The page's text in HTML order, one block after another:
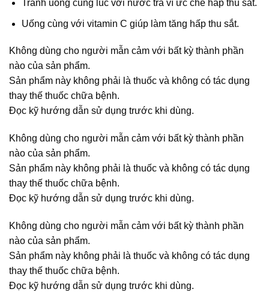
Tránh uống cùng lúc với nước trà vì ức chế hấp thu sắt.
Uống cùng với vitamin C giúp làm tăng hấp thu sắt.
Không dùng cho người mẫn cảm với bất kỳ thành phần
nào của sản phẩm.
Sản phẩm này không phải là thuốc và không có tác dụng
thay thế thuốc chữa bệnh.
Đọc kỹ hướng dẫn sử dụng trước khi dùng.
Không dùng cho người mẫn cảm với bất kỳ thành phần
nào của sản phẩm.
Sản phẩm này không phải là thuốc và không có tác dụng
thay thế thuốc chữa bệnh.
Đọc kỹ hướng dẫn sử dụng trước khi dùng.
Không dùng cho người mẫn cảm với bất kỳ thành phần
nào của sản phẩm.
Sản phẩm này không phải là thuốc và không có tác dụng
thay thế thuốc chữa bệnh.
Đọc kỹ hướng dẫn sử dụng trước khi dùng.